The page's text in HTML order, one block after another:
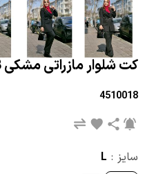
کت شلوار مازراتی مشکی 4510018
4510018
سایز : L